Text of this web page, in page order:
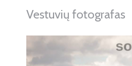
Vestuvių fotografas